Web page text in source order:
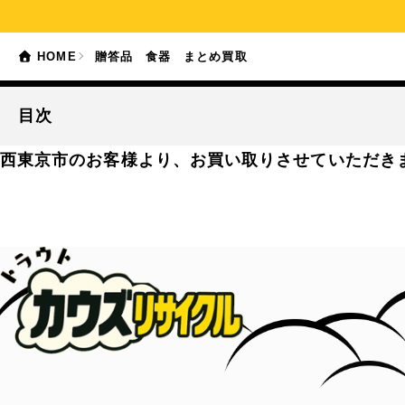
HOME 贈答品 食器 まとめ買取
目次
西東京市のお客様より、お買い取りさせていただき